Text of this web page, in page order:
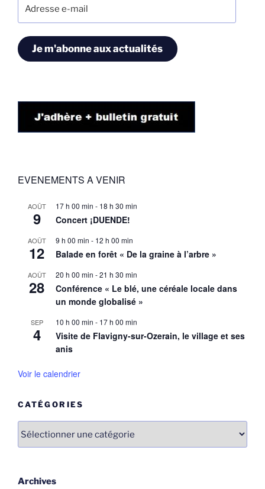
Je m'abonne aux actualités
EVENEMENTS A VENIR
AOÛT
9
17 h 00 min - 18 h 30 min
Concert ¡DUENDE!
AOÛT
12
9 h 00 min - 12 h 00 min
Balade en forêt « De la graine à l’arbre »
AOÛT
28
20 h 00 min -21 h 30 min
Conférence « Le blé, une céréale locale dans
un monde globalisé »
SEP
4
10 h 00 min - 17 h 00 min
Visite de Flavigny-sur-Ozerain, le village et ses
anis
Voir le calendrier
CATÉGORIES
Archives